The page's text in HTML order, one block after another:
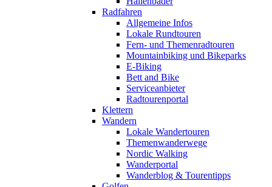
Radfahren
Allgemeine Infos
Lokale Rundtouren
Fern- und Themenradtouren
Mountainbiking und Bikeparks
E-Biking
Bett and Bike
Serviceanbieter
Radtourenportal
Klettern
Wandern
Lokale Wandertouren
Themenwanderwege
Nordic Walking
Wanderportal
Wanderblog & Tourentipps